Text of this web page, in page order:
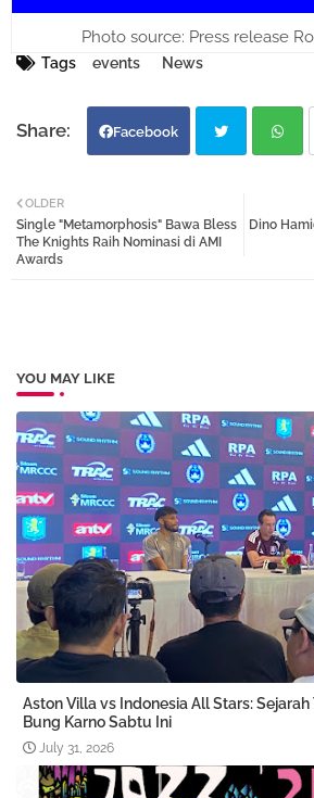
Photo source: Press release
Tags events News
Facebook
tter atsa
Dino
OLDER
Single "Metamorphosis" Bawa Bless
The Knights Raih Nominasi di AMI
Awards
YOU MAY LIKE
Aston Villa vs Indonesia All Stars:
Bung Karno Sabtu Ini
July 31, 2026